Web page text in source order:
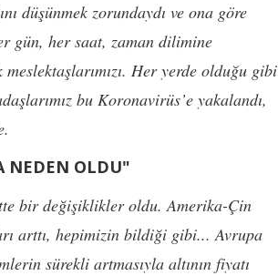
düşünmek zorundaydı ve ona göre
gün, her saat, zaman dilimine
Her yerde olduğu gibi
bu Koronavirüs’e yakalandı,
NEDEN OLDU"
bir değişiklikler oldu. Amerika-Çin
arttı, hepimizin bildiği gibi... Avrupa
sürekli artmasıyla altının fiyatı